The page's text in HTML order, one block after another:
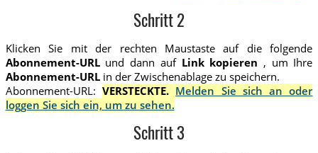
Schritt 2
Klicken Sie mit der rechten Maustaste auf die folgende
Abonnement-URLund dann auf Link kopieren , um Ihre
Abonnement-URLin der Zwischenablage zu speichern.
Abonnement-URL: VERSTECKTE. Melden Sie sich an oder
loggen Sie sich ein, um zu sehen.
Schritt 3